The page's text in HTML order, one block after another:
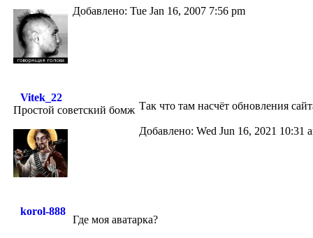
Добавлено: Tue Jan 16, 2007 7:56 pm
Vitek_22
Простой советский бомж Так что там насчёт обновления
Добавлено: Wed Jun 16, 2021 10:31
korol-888
Где моя аватарка?